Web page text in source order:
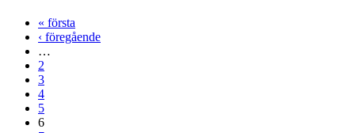
« första
‹ föregående
…
2
3
4
5
6